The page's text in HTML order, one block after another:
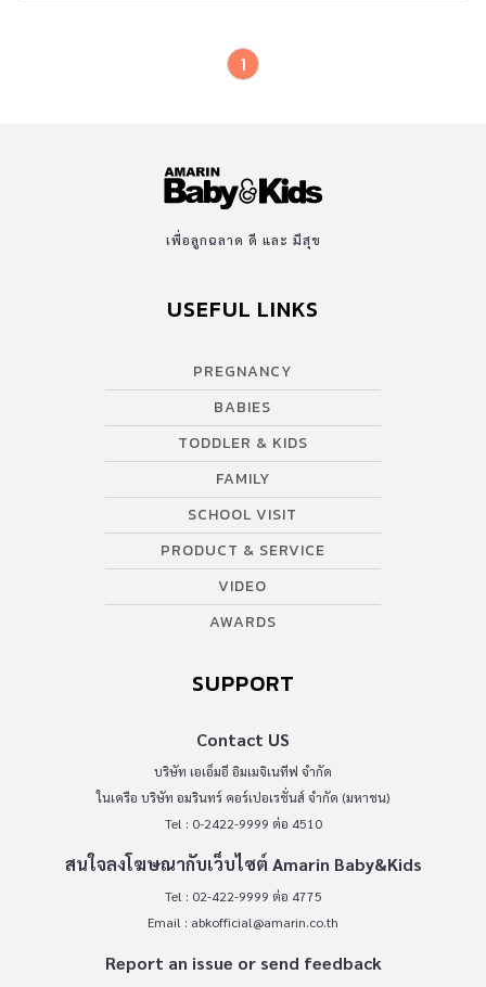
HOLLYWOOD HDTV มีภาพยนตร์น่าดูสำหรับเด็กๆ มากมาย รวมถึงมี
ออกไปข้างนอกบ้าน คุณและลูกๆ ก็ยังทำกิจกรรมนี้ร่วมกันได้ตลอด
เวลาเพียงแค่มีอินเทอร์เนตเท่านั้นเอง การฝึกทักษะความจำ
ของลูกนั้น ให้เริ่มจากการเลือกภาพยนตร์ที่เขาชื่นชอบ โดยเลือกมา 2
เรื่อง เพื่อสลับสับเปลี่ยนกันไป หรือถ้าเขาอยากจะดูเพียงเรื่องเดียว
30 นาที – 1 ชั่วโมง เมื่อครบเวลาที่กำหนด ให้กดหยุดไว้ ก่อนที่จะไป
จะได้ทบทวนความจำของลูกอีกครั้งด้วยการถามว่า “เราดูกันถึงตอน
1
เพื่อลูกฉลาด ดี และ มีสุข
USEFUL LINKS
PREGNANCY
BABIES
TODDLER & KIDS
FAMILY
SCHOOL VISIT
PRODUCT & SERVICE
VIDEO
AWARDS
SUPPORT
Contact US
บริษัท เอเอ็มอี อิมเมจิเนทีฟ จำกัด
ในเครือ บริษัท อมรินทร์ คอร์เปอเรชั่นส์ จำกัด (มหาชน)
Tel : 0-2422-9999 ต่อ 4510
สนใจลงโฆษณากับเว็บไซต์ Amarin Baby&Kids
Tel : 02-422-9999 ต่อ 4775
Email : abkofficial@amarin.co.th
Report an issue or send feedback